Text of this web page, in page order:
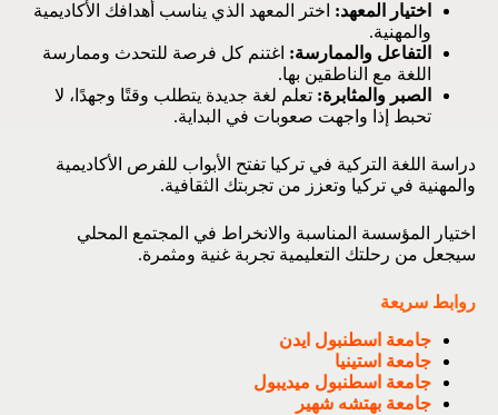
اختيار المعهد: اختر المعهد الذي يناسب أهدافك الأكاديمية
والمهنية.
التفاعل والممارسة: اغتنم كل فرصة للتحدث وممارسة
اللغة مع الناطقين بها.
الصبر والمثابرة: تعلم لغة جديدة يتطلب وقتًا وجهدًا، لا
تحبط إذا واجهت صعوبات في البداية.
دراسة اللغة التركية في تركيا تفتح الأبواب للفرص الأكاديمية
والمهنية في تركيا وتعزز من تجربتك الثقافية.
اختيار المؤسسة المناسبة والانخراط في المجتمع المحلي
سيجعل من رحلتك التعليمية تجربة غنية ومثمرة.
روابط سريعة
جامعة اسطنبول ايدن
جامعة استينيا
جامعة اسطنبول ميديبول
جامعة بهتشه شهير